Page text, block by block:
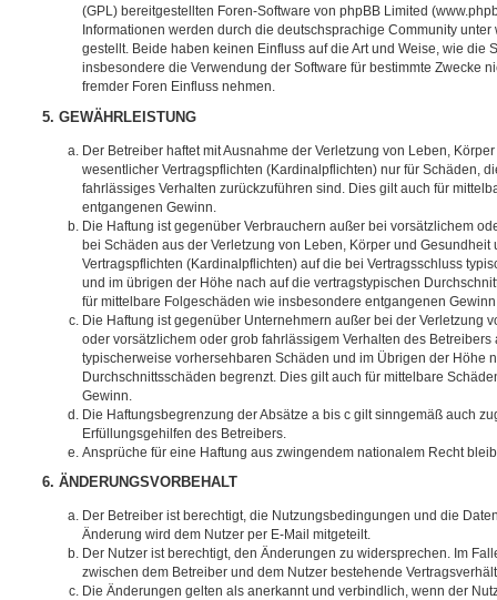
(GPL) bereitgestellten Foren-Software von phpBB Limited
Informationen werden durch die deutschsprachige Community
gestellt. Beide haben keinen Einfluss auf die Art und Weise, wie die
insbesondere die Verwendung der Software für bestimmte Zwecke
fremder Foren Einfluss nehmen.
5. GEWÄHRLEISTUNG
Der Betreiber haftet mit Ausnahme der Verletzung von Leben,
wesentlicher Vertragspflichten (Kardinalpflichten) nur für Schäden,
fahrlässiges Verhalten zurückzuführen sind. Dies gilt auch für
entgangenen Gewinn.
Die Haftung ist gegenüber Verbrauchern außer bei vorsätzlichem
bei Schäden aus der Verletzung von Leben, Körper und
Vertragspflichten (Kardinalpflichten) auf die bei Vertragsschluss
und im übrigen der Höhe nach auf die vertragstypischen
für mittelbare Folgeschäden wie insbesondere entgangenen
Die Haftung ist gegenüber Unternehmern außer bei der Verletzung
oder vorsätzlichem oder grob fahrlässigem Verhalten des Betreibers
typischerweise vorhersehbaren Schäden und im Übrigen der Höhe
Durchschnittsschäden begrenzt. Dies gilt auch für mittelbare
Gewinn.
Die Haftungsbegrenzung der Absätze a bis c gilt sinngemäß auch
Erfüllungsgehilfen des Betreibers.
Ansprüche für eine Haftung aus zwingendem nationalem Recht
6. ÄNDERUNGSVORBEHALT
Der Betreiber ist berechtigt, die Nutzungsbedingungen und die
Änderung wird dem Nutzer per E-Mail mitgeteilt.
Der Nutzer ist berechtigt, den Änderungen zu widersprechen. Im
zwischen dem Betreiber und dem Nutzer bestehende
Die Änderungen gelten als anerkannt und verbindlich, wenn der